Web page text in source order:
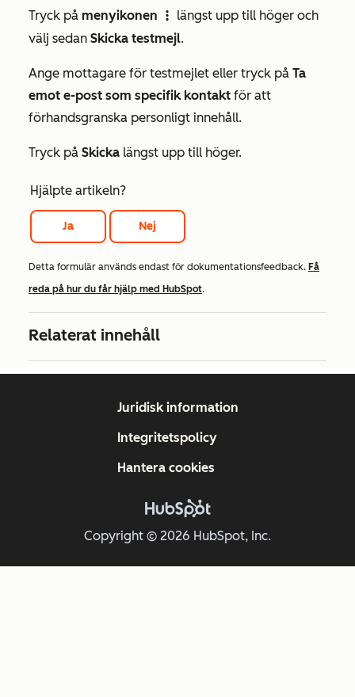
Tryck på menyikonen verticalMenu
längst upp till höger och
välj sedan Skicka testmejl.
Ange mottagare för testmejlet eller tryck på Ta
emot e-post som specifik kontakt för att
förhandsgranska personligt innehåll.
Tryck på Skicka längst upp till höger.
Hjälpte artikeln?
Ja Nej
Detta formulär används endast för dokumentationsfeedback. Få
reda på hur du får hjälp med HubSpot.
Relaterat innehåll
Copyright © 2026 HubSpot, Inc.
Juridisk information
Integritetspolicy
Hantera cookies